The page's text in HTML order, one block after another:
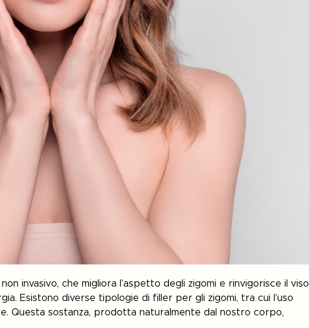
invasivo, che migliora l’aspetto degli zigomi e rinvigorisce il viso
Esistono diverse tipologie di filler per gli zigomi, tra cui l’uso
Questa sostanza, prodotta naturalmente dal nostro corpo,